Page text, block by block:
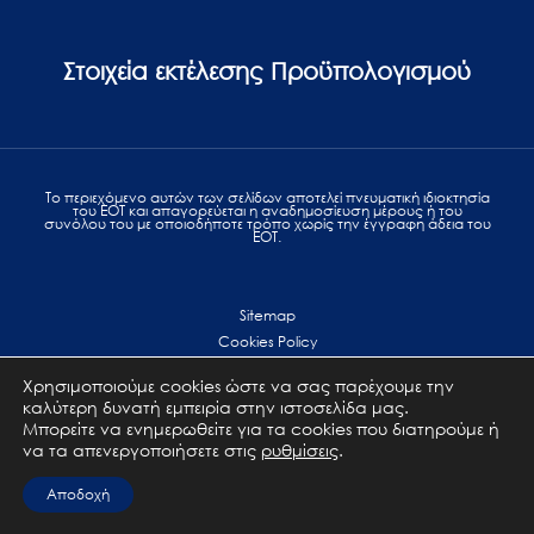
Στοιχεία εκτέλεσης Προϋπολογισμού
Το περιεχόμενο αυτών των σελίδων αποτελεί πvευματική ιδιοκτησία
του ΕΟΤ και απαγορεύεται η αναδημοσίευση μέρους ή του
συνόλου του με οποιοδήποτε τρόπο χωρίς την έγγραφη άδεια του
ΕΟΤ.
Sitemap
Cookies Policy
Terms of use
Επικοινωνία
Χρησιμοποιούμε cookies ώστε να σας παρέχουμε την
καλύτερη δυνατή εμπειρία στην ιστοσελίδα μας.
Μπορείτε να ενημερωθείτε για τα cookies που διατηρούμε ή
να τα απενεργοποιήσετε στις ρυθμίσεις.
Αποδοχή